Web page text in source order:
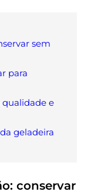
sem
para
qualidade e
geladeira
conservar